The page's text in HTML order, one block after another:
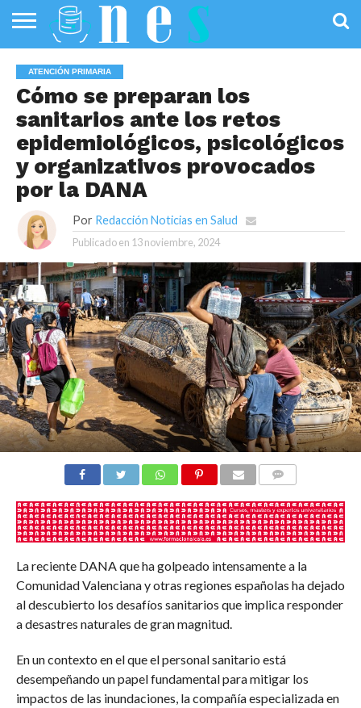
PÚBLICA
SANIDAD
INVESTIGACIÓN
ENTREVISTAS
PROFESIONALES
DE LA SALUD
INFOGRAFÍAS
DE SALUD
OPINIÓN
ATENCIÓN PRIMARIA
Cómo se preparan los
sanitarios ante los retos
epidemiológicos, psicológicos
y organizativos provocados
por la DANA
Por Redacción Noticias en Salud
Publicado en 13 noviembre, 2024
La reciente DANA que ha golpeado intensamente a la
Comunidad Valenciana y otras regiones españolas ha dejado
al descubierto los desafíos sanitarios que implica responder
a desastres naturales de gran magnitud.
En un contexto en el que el personal sanitario está
desempeñando un papel fundamental para mitigar los
impactos de las inundaciones, la compañía especializada en